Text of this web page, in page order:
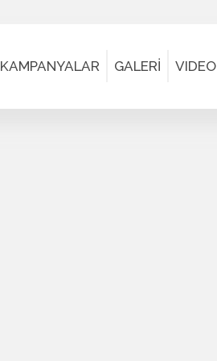
KAMPANYALAR GALERİ VIDEO